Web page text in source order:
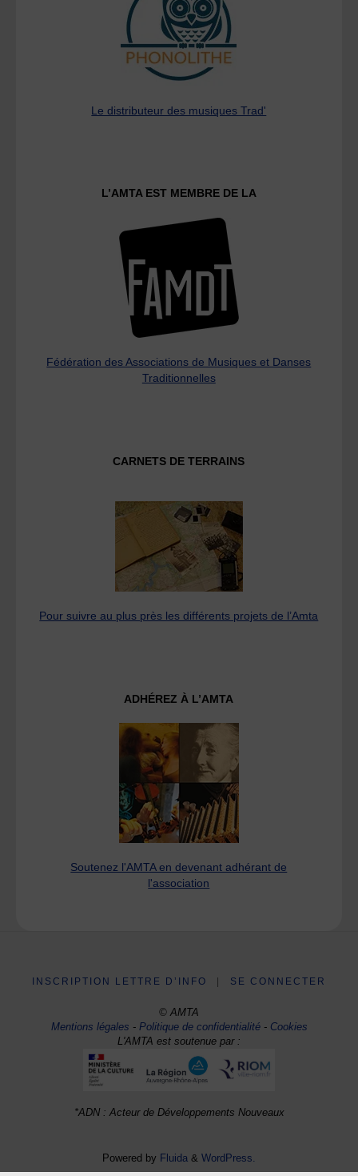
Le distributeur des musiques Trad'
L’AMTA EST MEMBRE DE LA
Fédération des Associations de Musiques et Danses
Traditionnelles
CARNETS DE TERRAINS
Pour suivre au plus près les différents projets de l’Amta
ADHÉREZ À L’AMTA
Soutenez l'AMTA en devenant adhérant de
l'association
INSCRIPTION LETTRE D’INFO SE CONNECTER
© AMTA
Mentions légales -Politique de confidentialité- Cookies
L'AMTA est soutenue par :
*ADN : Acteur de Développements Nouveaux
Powered by Fluida & WordPress.